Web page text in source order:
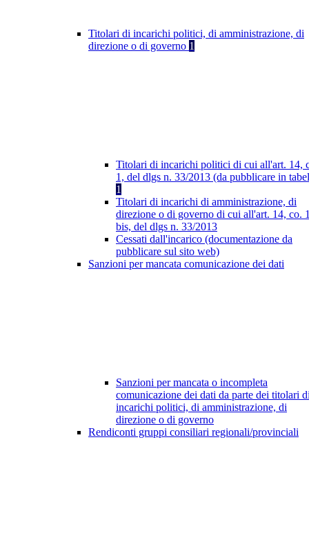
Titolari di incarichi politici, di amministrazione, di
direzione o di governo 1
Titolari di incarichi politici di cui all'art. 14,
1, del dlgs n. 33/2013 (da pubblicare in
1
Titolari di incarichi di amministrazione, di
direzione o di governo di cui all'art. 14, co.
bis, del dlgs n. 33/2013
Cessati dall'incarico (documentazione da
pubblicare sul sito web)
Sanzioni per mancata comunicazione dei dati
Sanzioni per mancata o incompleta
comunicazione dei dati da parte dei titolari
incarichi politici, di amministrazione, di
direzione o di governo
Rendiconti gruppi consiliari regionali/provinciali